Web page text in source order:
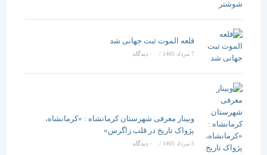
قلعه الموت ثبت جهانی شد
/ ۰ دیدگاه
وبینار معرفی شهرستان کرمانشاه : «کرمانشاه،
پژواک تاریخ در قلب زاگرس»
5 مرداد 1405 / ۰ دیدگاه